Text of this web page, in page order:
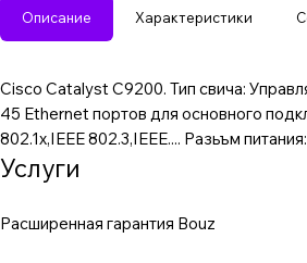
Описание Характеристики
Cisco Catalyst C9200. Тип свича:
45 Ethernet портов для основного
802.1x,IEEE 802.3,IEEE.... Разьъм
Услуги
Расширенная гарантия Bouz